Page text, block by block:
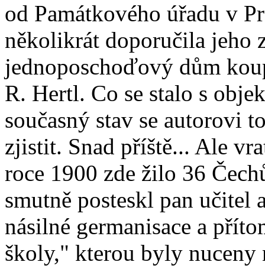
od Památkového úřadu v
několikrát doporučila jeho
jednoposchoďový dům
R. Hertl. Co se stalo s
současný stav se autorovi
zjistit. Snad příště... Ale
roce 1900 zde žilo 36
smutně posteskl pan učitel
násilné germanisace a
školy," kterou byly nuceny